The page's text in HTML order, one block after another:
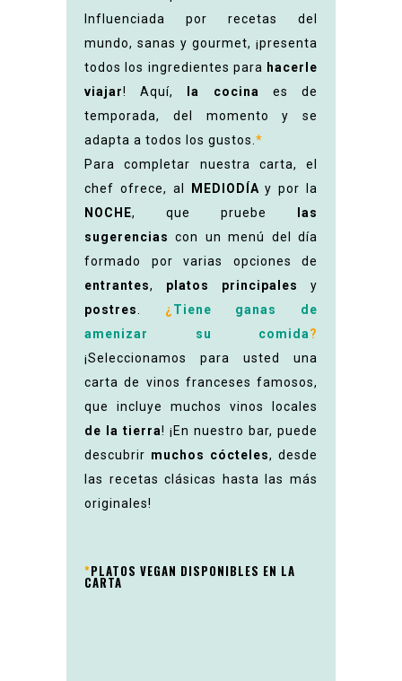
Influenciada por recetas del
mundo, sanas y gourmet, ¡presenta
todos los ingredientes para hacerle
viajar! Aquí, la cocina
es de
temporada, del momento y se
adapta a todos los gustos. *
Para completar nuestra carta, el
chef ofrece, al
MEDIODÍA y por la
NOCHE, que pruebe
las
sugerencias con un menú del día
formado por varias opciones de
entrantes, platos principales
y
postres
¿ Tiene ganas de
amenizar su comida?
¡Seleccionamos para usted una
carta de vinos franceses famosos,
que incluye muchos vinos locales
de la tierra! ¡En nuestro bar, puede
descubrir muchos cócteles, desde
las recetas clásicas hasta las más
originales!
*PLATOS VEGAN DISPONIBLES EN LA
CARTA